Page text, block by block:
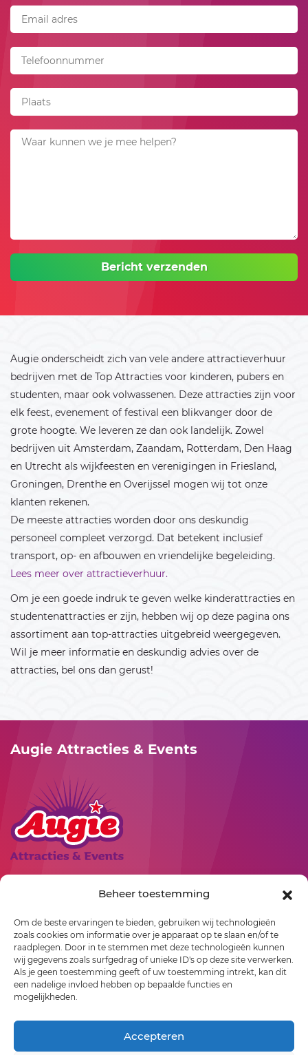
Beheer toestemming
Om de beste ervaringen te bieden, gebruiken wij technologieën
zoals cookies om informatie over je apparaat op te slaan en/of te
raadplegen. Door in te stemmen met deze technologieën kunnen
wij gegevens zoals surfgedrag of unieke ID's op deze site verwerken.
Als je geen toestemming geeft of uw toestemming intrekt, kan dit
een nadelige invloed hebben op bepaalde functies en
mogelijkheden.
Accepteren
Bericht verzenden
Augie onderscheidt zich van vele andere attractieverhuur
bedrijven met de Top Attracties voor kinderen, pubers en
studenten, maar ook volwassenen. Deze attracties zijn voor
elk feest, evenement of festival een blikvanger door de
grote hoogte. We leveren ze dan ook landelijk. Zowel
bedrijven uit Amsterdam, Zaandam, Rotterdam, Den Haag
en Utrecht als wijkfeesten en verenigingen in Friesland,
Groningen, Drenthe en Overijssel mogen wij tot onze
klanten rekenen.
De meeste attracties worden door ons deskundig
personeel compleet verzorgd. Dat betekent inclusief
transport, op- en afbouwen en vriendelijke begeleiding.
Lees meer over attractieverhuur.
Om je een goede indruk te geven welke kinderattracties en
studentenattracties er zijn, hebben wij op deze pagina ons
assortiment aan top-attracties uitgebreid weergegeven.
Wil je meer informatie en deskundig advies over de
attracties, bel ons dan gerust!
Augie Attracties & Events
06-23529163
info@augie.nl